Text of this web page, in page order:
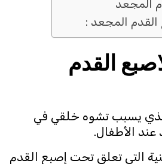
المجعد :
القدم
يسبب تشوه خلقي في
الأطفال.
التي تعلق تحت إصبع القدم